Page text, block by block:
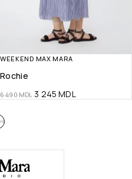
WEEKEND MAX MARA
Rochie
6 490MDL 3 245MDL